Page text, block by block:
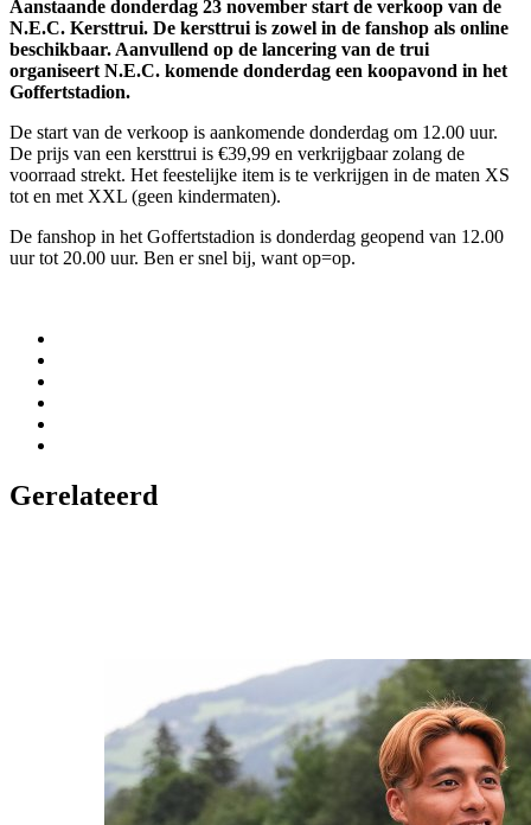
Aanstaande donderdag 23 november start de verkoop van de
N.E.C. Kersttrui. De kersttrui is zowel in de fanshop als online
beschikbaar. Aanvullend op de lancering van de trui
organiseert N.E.C. komende donderdag een koopavond in het
Goffertstadion.
De start van de verkoop is aankomende donderdag om 12.00 uur.
De prijs van een kersttrui is €39,99 en verkrijgbaar zolang de
voorraad strekt. Het feestelijke item is te verkrijgen in de maten XS
tot en met XXL (geen kindermaten).
De fanshop in het Goffertstadion is donderdag geopend van 12.00
uur tot 20.00 uur. Ben er snel bij, want op=op.
Gerelateerd